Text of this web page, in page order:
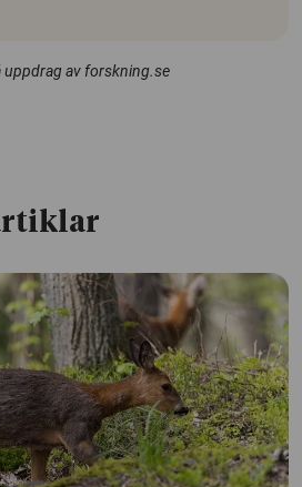
uppdrag av forskning.se